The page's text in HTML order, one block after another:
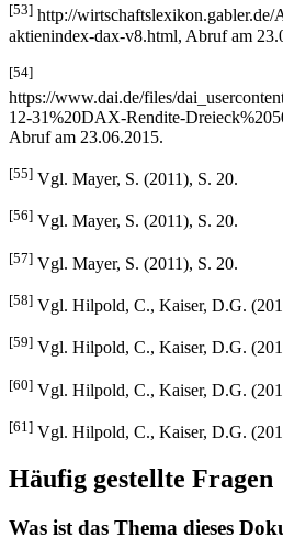
[53] http://wirtschaftslexikon.gabler.de/
aktienindex-dax-v8.html, Abruf am
[54]
https://www.dai.de/files/
12-31%20DAX-Rendite-
Abruf am 23.06.2015.
[55] Vgl. Mayer, S. (2011), S. 20.
[56] Vgl. Mayer, S. (2011), S. 20.
[57] Vgl. Mayer, S. (2011), S. 20.
[58] Vgl. Hilpold, C., Kaiser, D.G.
[59] Vgl. Hilpold, C., Kaiser, D.G.
[60] Vgl. Hilpold, C., Kaiser, D.G.
[61] Vgl. Hilpold, C., Kaiser, D.G.
Häufig gestellte Fragen
Was ist das Thema dieses